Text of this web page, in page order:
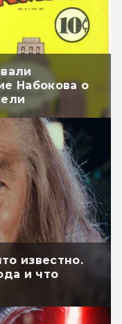
Набокова о
известно.
и что